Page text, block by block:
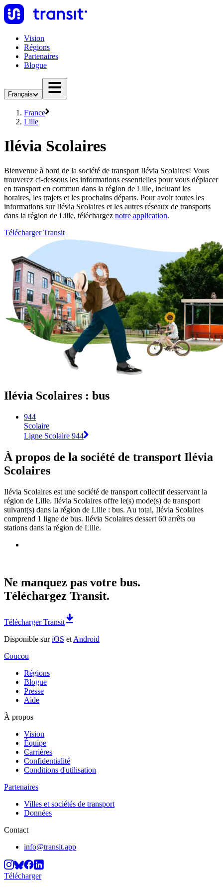
Vision
Régions
Partenaires
Blogue
Français
France
Lille
Ilévia Scolaires
Bienvenue à bord de la société de transport Ilévia Scolaires! Vous
trouverez ci-dessous les informations essentielles pour vous déplacer
en transport en commun dans la région de Lille, incluant les
horaires, les trajets et les prochains départs. Pour avoir toutes les
informations sur Ilévia Scolaires et les autres réseaux de transports
dans la région de Lille, téléchargez notre application.
Télécharger Transit
Ilévia Scolaires : bus
944
Scolaire
Ligne Scolaire 944
À propos de la société de transport Ilévia
Scolaires
Ilévia Scolaires est une société de transport collectif desservant la
région de Lille. Ilévia Scolaires offre le(s) mode(s) de transport
suivant(s) dans la région de Lille : bus. Au total, Ilévia Scolaires
comprend 1 ligne de bus. Ilévia Scolaires dessert 60 arrêts ou
stations dans la région de Lille.
Ne manquez pas votre bus.
Téléchargez Transit.
Télécharger Transit
Disponible suriOS et Android
Coucou
Régions
Blogue
Presse
Aide
À propos
Vision
Équipe
Carrières
Confidentialité
Conditions d'utilisation
Partenaires
Villes et sociétés de transport
Données
Contact
info@transit.app
Télécharger